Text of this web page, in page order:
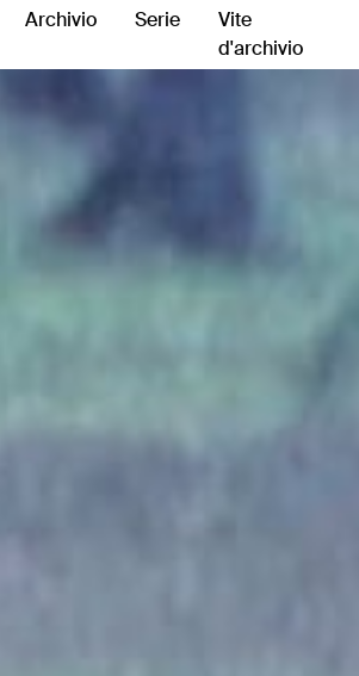
Archivio Serie
Vite
d'archivio